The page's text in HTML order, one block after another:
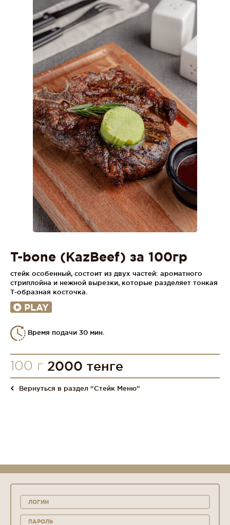
T-bone (KazBeef) за 100гр
стейк особенный, состоит из двух частей: ароматного
стриплойна и нежной вырезки, которые разделяет тонкая
Т-образная косточка.
PLAY
Время подачи 30 мин.
100 г 2000 тенге
Вернуться в раздел “Стейк Меню”